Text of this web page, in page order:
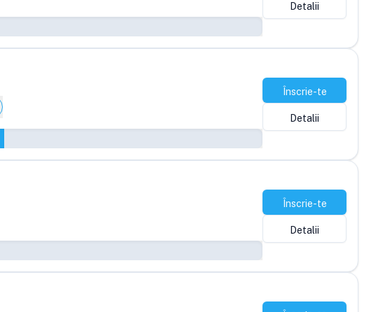
Detalii
Înscrie-te
Detalii
Înscrie-te
Detalii